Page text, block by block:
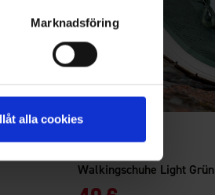
Marknadsföring
alla cookies
Walkingschuhe Light Grün